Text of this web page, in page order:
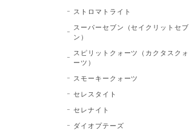
ストロマトライト
スーパーセブン（セイクリットセブ
ン）
スピリットクォーツ（カクタスクォ
ーツ）
スモーキークォーツ
セレスタイト
セレナイト
ダイオプテーズ